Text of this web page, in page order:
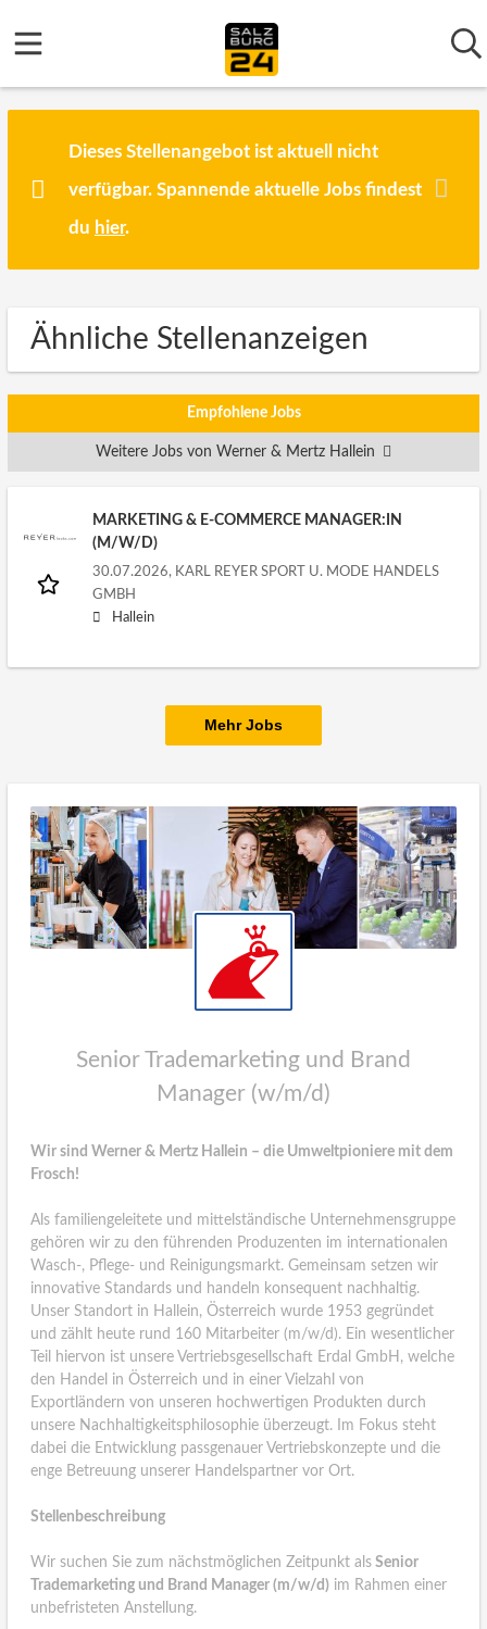
Dieses Stellenangebot ist aktuell nicht
verfügbar. Spannende aktuelle Jobs findest
du hier.
Ähnliche Stellenanzeigen
Empfohlene Jobs
Weitere Jobs von Werner & Mertz Hallein
MARKETING & E-COMMERCE MANAGER:IN
(M/W/D)
30.07.2026, KARL REYER SPORT U. MODE HANDELS
GMBH
Hallein
Mehr Jobs
Senior Trademarketing und Brand
Manager (w/m/d)
Wir sind Werner & Mertz Hallein – die Umweltpioniere mit dem
Frosch!
Als familiengeleitete und mittelständische Unternehmensgruppe
gehören wir zu den führenden Produzenten im internationalen
Wasch-, Pflege- und Reinigungsmarkt. Gemeinsam setzen wir
innovative Standards und handeln konsequent nachhaltig.
Unser Standort in Hallein, Österreich wurde 1953 gegründet
und zählt heute rund 160 Mitarbeiter (m/w/d). Ein wesentlicher
Teil hiervon ist unsere Vertriebsgesellschaft Erdal GmbH, welche
den Handel in Österreich und in einer Vielzahl von
Exportländern von unseren hochwertigen Produkten durch
unsere Nachhaltigkeitsphilosophie überzeugt. Im Fokus steht
dabei die Entwicklung passgenauer Vertriebskonzepte und die
enge Betreuung unserer Handelspartner vor Ort.
Stellenbeschreibung
Wir suchen Sie zum nächstmöglichen Zeitpunkt als Senior
Trademarketing und Brand Manager (m/w/d) im Rahmen einer
unbefristeten Anstellung.